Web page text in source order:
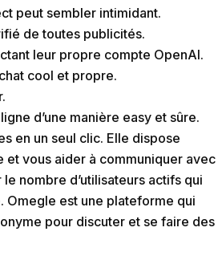
peut sembler intimidant.
de toutes publicités.
leur propre compte OpenAI.
cool et propre.
d’une manière easy et sûre.
en un seul clic. Elle dispose
vous aider à communiquer avec
nombre d’utilisateurs actifs qui
Omegle est une plateforme qui
pour discuter et se faire des